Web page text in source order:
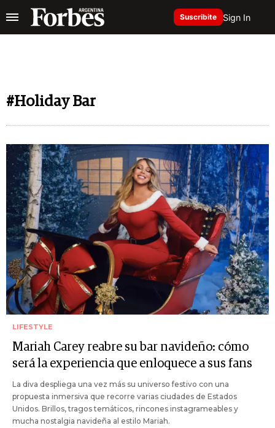
Suscribite Sign In
#Holiday Bar
LIFESTYLE
Mariah Carey reabre su bar navideño: cómo
será la experiencia que enloquece a sus fans
La diva despliega una vez más su universo festivo con una
propuesta inmersiva que recorre varias ciudades de Estados
Unidos. Brillos, tragos temáticos, rincones instagrameables y
mucha nostalgia navideña al estilo Mariah.